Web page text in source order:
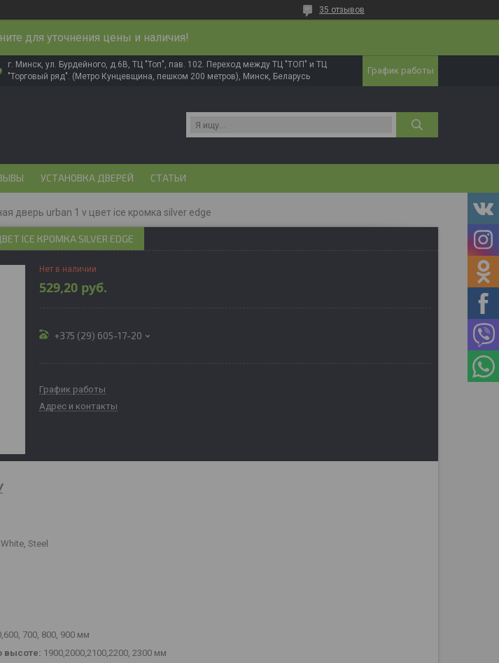
35 отзывов
для уточнения цены и наличия!
г. Минск, ул. Бурдейного, д.6В, ТЦ "Топ", пав. 102. Переход между ТЦ "ТОП" и ТЦ
"Торговый ряд". (Метро Кунцевщина, пешком 200 метров), Минск, Беларусь
График работы
УСТАНОВКА ДВЕРЕЙ СТАТЬИ
дверь urban 1 v цвет ice кромка silver edge
ICE КРОМКА SILVER EDGE
Нет в наличии
529,20 руб.
+375 (29) 605-17-20
График работы
Адрес и контакты
Steel
700, 800, 900 мм
высоте: 1900,2000,2100,2200, 2300 мм